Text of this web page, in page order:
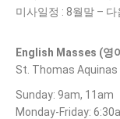
미사일정 : 8월말 – 다
English Masses (영
St. Thomas Aquinas
Sunday: 9am, 11am
Monday-Friday: